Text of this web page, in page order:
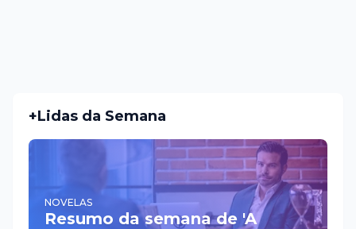
+Lidas da Semana
NOVELAS
Resumo da semana de 'A